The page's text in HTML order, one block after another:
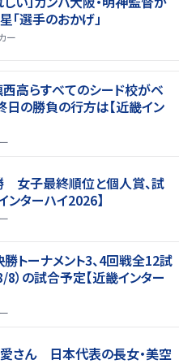
「選手のおかげ」
ー
高らすべてのシード校がベ
日の勝負の行方は【近畿イン
女子最終順位と個人賞、試
ンターハイ2026】
勝トーナメント3、4回戦全12試
）の試合予定【近畿インター
さん 日本代表の長女・美空